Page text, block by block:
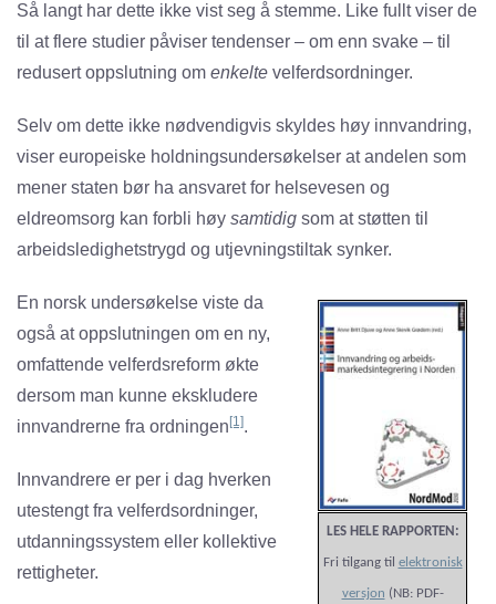
Så langt har dette ikke vist seg å stemme. Like fullt viser de
til at flere studier påviser tendenser – om enn svake – til
redusert oppslutning om enkelte velferdsordninger.
Selv om dette ikke nødvendigvis skyldes høy innvandring,
viser europeiske holdningsundersøkelser at andelen som
mener staten bør ha ansvaret for helsevesen og
eldreomsorg kan forbli høy samtidig som at støtten til
arbeidsledighetstrygd og utjevningstiltak synker.
LES HELE RAPPORTEN:
Fri tilgang til elektronisk
versjon (NB: PDF-
En norsk undersøkelse viste da
også at oppslutningen om en ny,
omfattende velferdsreform økte
dersom man kunne ekskludere
innvandrerne fra ordningen [1].
Innvandrere er per i dag hverken
utestengt fra velferdsordninger,
utdanningssystem eller kollektive
rettigheter.